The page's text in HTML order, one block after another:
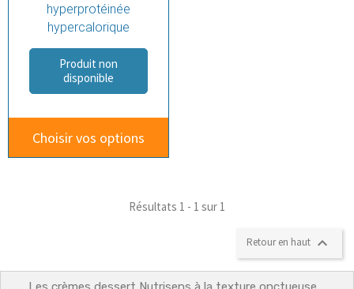
hyperprotéinée
hypercalorique
Produit non
disponible
Choisir vos options
Résultats 1 - 1 sur 1
Retour en haut 